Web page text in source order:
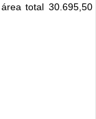
total 30.695,50